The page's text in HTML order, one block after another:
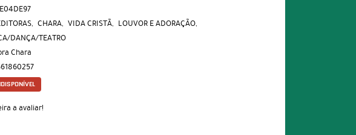
CHARA VIDA CRISTÃ LOUVOR E ADORAÇÃO
DANÇA/TEATRO
Chara
a avaliar!